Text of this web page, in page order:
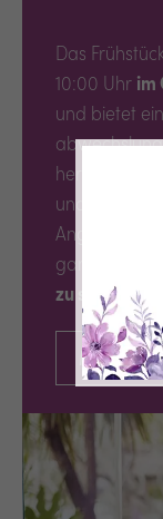
Das
10:00 Uhr im
und bietet
herzhaften
und kalte
Angebote
ganz nach
zu starten.
MEHR